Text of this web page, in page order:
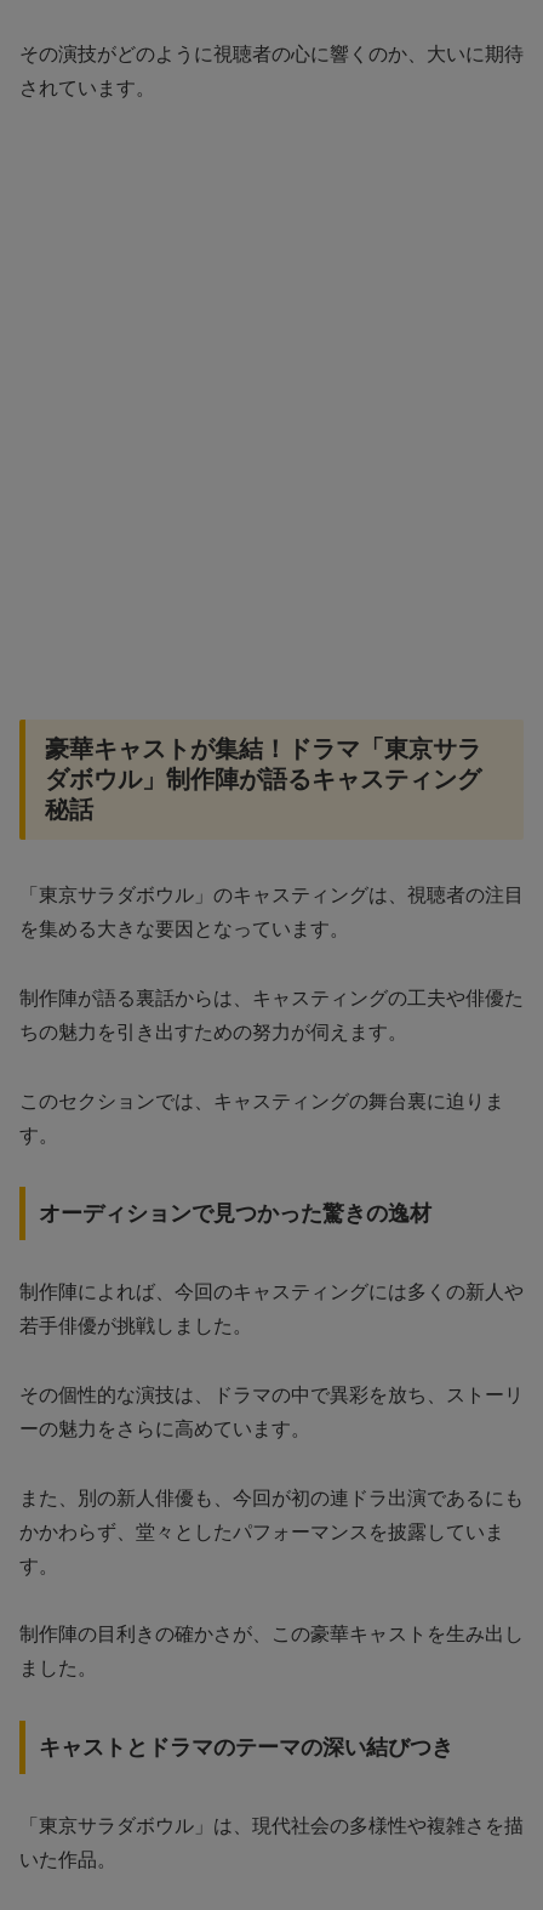
その演技がどのように視聴者の心に響くのか、大いに期待
されています。
豪華キャストが集結！ドラマ「東京サラ
ダボウル」制作陣が語るキャスティング
秘話
「東京サラダボウル」のキャスティングは、視聴者の注目
を集める大きな要因となっています。
制作陣が語る裏話からは、キャスティングの工夫や俳優た
ちの魅力を引き出すための努力が伺えます。
このセクションでは、キャスティングの舞台裏に迫りま
す。
オーディションで見つかった驚きの逸材
制作陣によれば、今回のキャスティングには多くの新人や
若手俳優が挑戦しました。
その個性的な演技は、ドラマの中で異彩を放ち、ストーリ
ーの魅力をさらに高めています。
また、別の新人俳優も、今回が初の連ドラ出演であるにも
かかわらず、堂々としたパフォーマンスを披露していま
す。
制作陣の目利きの確かさが、この豪華キャストを生み出し
ました。
キャストとドラマのテーマの深い結びつき
「東京サラダボウル」は、現代社会の多様性や複雑さを描
いた作品。